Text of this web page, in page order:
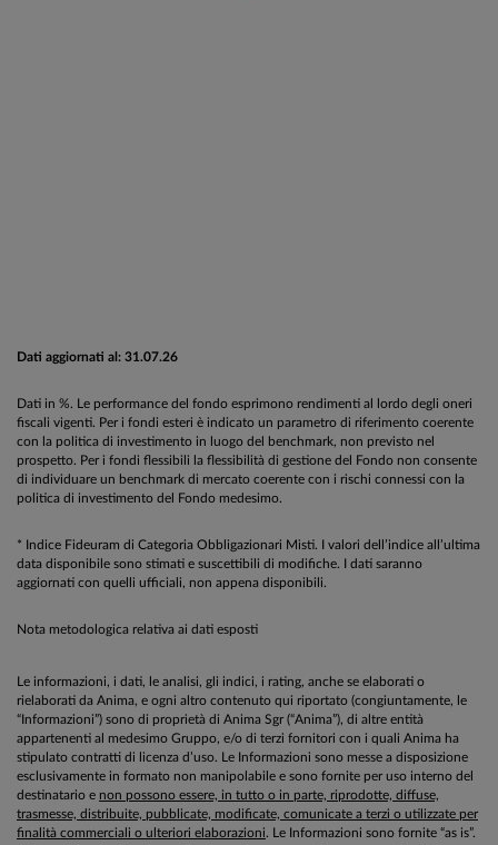
Dati aggiornati al: 31.07.26
Dati in %. Le performance del fondo esprimono rendimenti al lordo degli oneri
fiscali vigenti. Per i fondi esteri è indicato un parametro di riferimento coerente
con la politica di investimento in luogo del benchmark, non previsto nel
prospetto. Per i fondi flessibili la flessibilità di gestione del Fondo non consente
di individuare un benchmark di mercato coerente con i rischi connessi con la
politica di investimento del Fondo medesimo.
* Indice Fideuram di Categoria Obbligazionari Misti. I valori dell’indice all’ultima
data disponibile sono stimati e suscettibili di modifiche. I dati saranno
aggiornati con quelli ufficiali, non appena disponibili.
Nota metodologica relativa ai dati esposti
Le informazioni, i dati, le analisi, gli indici, i rating, anche se elaborati o
rielaborati da Anima, e ogni altro contenuto qui riportato (congiuntamente, le
“Informazioni”) sono di proprietà di Anima Sgr (“Anima”), di altre entità
appartenenti al medesimo Gruppo, e/o di terzi fornitori con i quali Anima ha
stipulato contratti di licenza d’uso. Le Informazioni sono messe a disposizione
esclusivamente in formato non manipolabile e sono fornite per uso interno del
destinatario e non possono essere, in tutto o in parte, riprodotte, diffuse,
trasmesse, distribuite, pubblicate, modificate, comunicate a terzi o utilizzate per
finalità commerciali o ulteriori elaborazioni. Le Informazioni sono fornite “as is”.